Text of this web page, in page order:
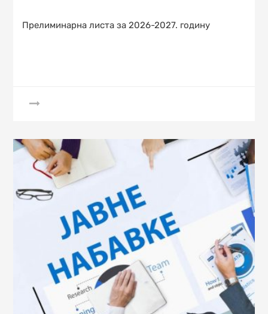
Прелиминарна листа за 2026-2027. годину